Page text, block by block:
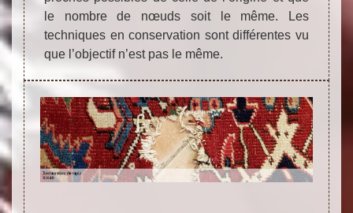
le nombre de nœuds soit le même. Les
techniques en conservation sont différentes vu
que l’objectif n’est pas le même.